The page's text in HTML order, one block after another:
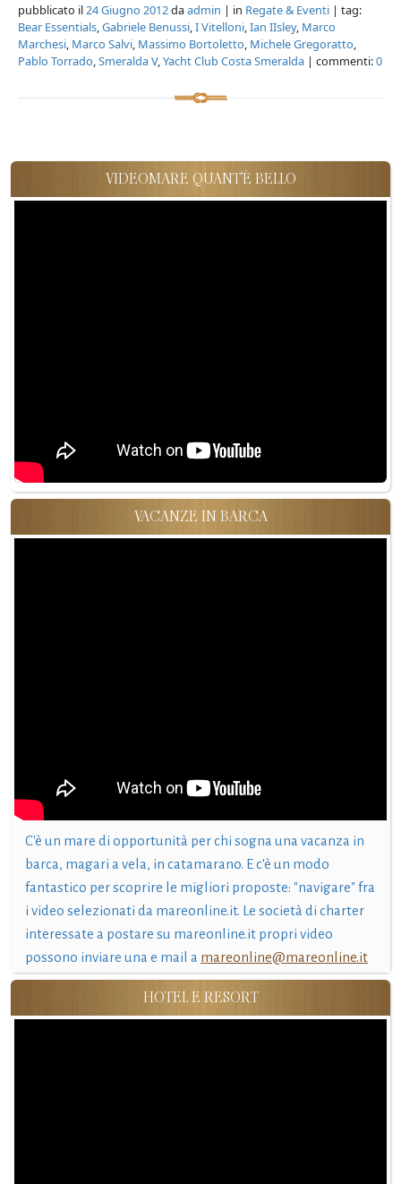
pubblicato il24 Giugno 2012daadmin | in Regate & Eventi | tag:
Bear Essentials,Gabriele Benussi,I Vitelloni,Ian IIsley, Marco
Marchesi, Marco Salvi, Massimo Bortoletto, Michele Gregoratto,
Pablo Torrado,Smeralda V,Yacht Club Costa Smeralda | commenti:0
VIDEOMARE QUANT'È BELLO
VACANZE IN BARCA
C'è un mare di opportunità per chi sogna una vacanza in
barca, magari a vela, in catamarano. E c'è un modo
fantastico per scoprire le migliori proposte: "navigare" fra
i video selezionati da mareonline.it. Le società di charter
interessate a postare su mareonline.it propri video
possono inviare una e mail a mareonline@mareonline.it
HOTEL E RESORT